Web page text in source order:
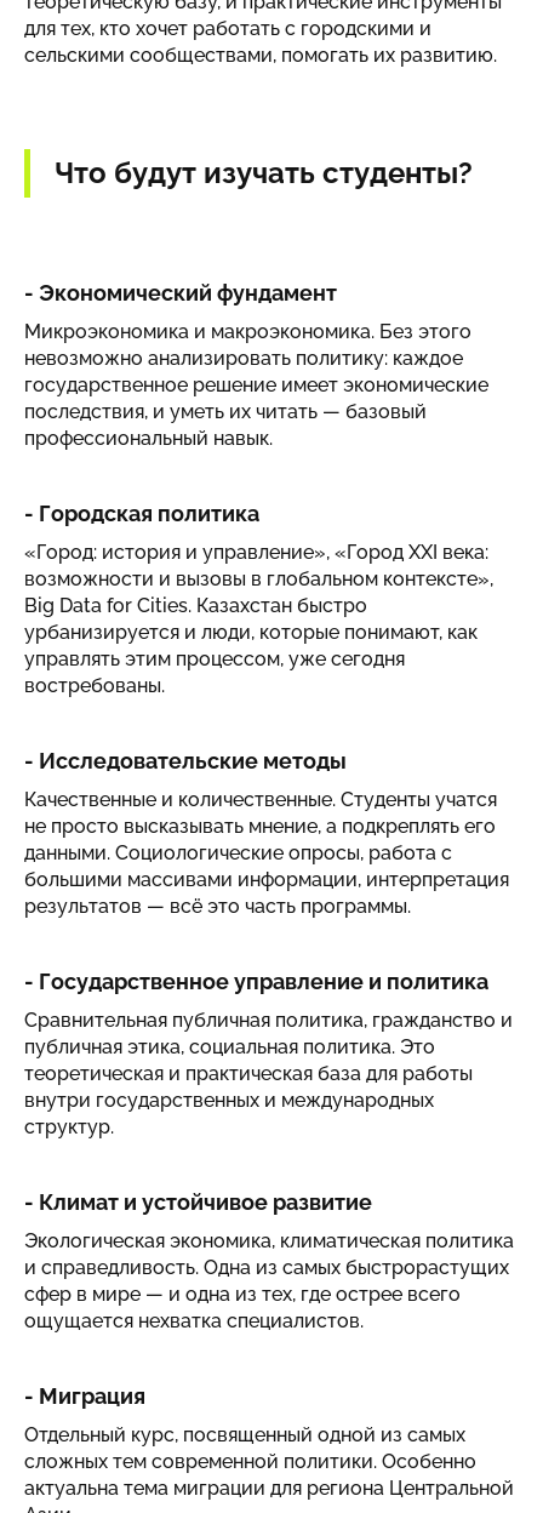
для тех, кто хочет работать с городскими и
сельскими сообществами, помогать их развитию.
Что будут изучать студенты?
- Экономический фундамент
Микроэкономика и макроэкономика. Без этого
невозможно анализировать политику: каждое
государственное решение имеет экономические
последствия, и уметь их читать — базовый
профессиональный навык.
- Городская политика
«Город: история и управление», «Город XXI века:
возможности и вызовы в глобальном контексте»,
Big Data for Cities. Казахстан быстро
урбанизируется и люди, которые понимают, как
управлять этим процессом, уже сегодня
востребованы.
- Исследовательские методы
Качественные и количественные. Студенты учатся
не просто высказывать мнение, а подкреплять его
данными. Социологические опросы, работа с
большими массивами информации, интерпретация
результатов — всё это часть программы.
- Государственное управление и политика
Сравнительная публичная политика, гражданство и
публичная этика, социальная политика. Это
теоретическая и практическая база для работы
внутри государственных и международных
структур.
- Климат и устойчивое развитие
Экологическая экономика, климатическая политика
и справедливость. Одна из самых быстрорастущих
сфер в мире — и одна из тех, где острее всего
ощущается нехватка специалистов.
- Миграция
Отдельный курс, посвященный одной из самых
сложных тем современной политики. Особенно
актуальна тема миграции для региона Центральной